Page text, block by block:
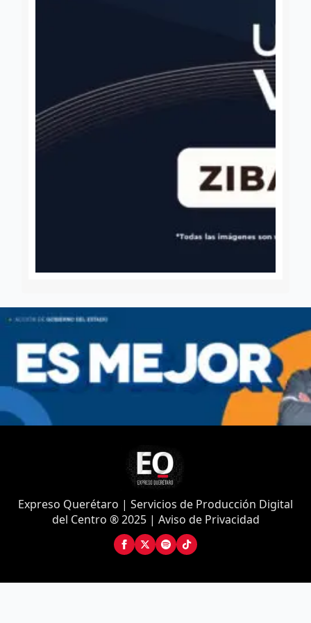
Expreso Querétaro | Servicios de Producción Digital
del Centro ® 2025 | Aviso de Privacidad